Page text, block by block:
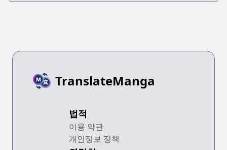
TranslateManga
법적
이용 약관
개인정보 정책